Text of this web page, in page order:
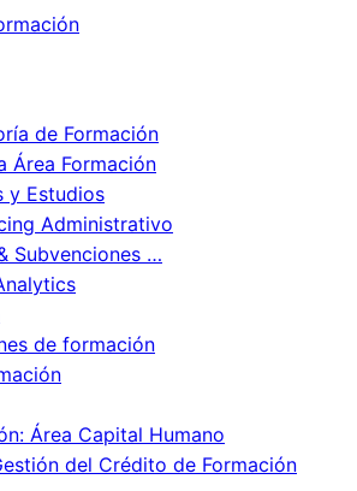
de Formación
Área Formación
y Estudios
Administrativo
Subvenciones …
de formación
Área Capital Humano
del Crédito de Formación